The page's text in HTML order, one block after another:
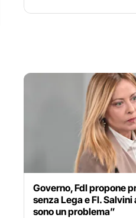
Governo, FdI propone
senza Lega e FI. Salvini
sono un problema”